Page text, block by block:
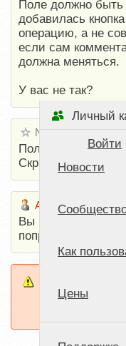
Стартовая
Новости
Как
Цены
Личный
Войти
Поле должно быть
добавилась
операцию, а не
если сам
должна меняться.
У вас не так?
NO NAME 20
Поле -
Скриншот тут:
Admin 20 апреля
Вы правы, косяк.
поправим.
Чтобы